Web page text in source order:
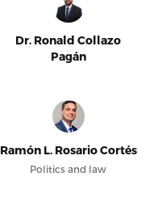
Dr. Ronald Collazo
Pagán
Ramón L. Rosario Cortés
Politics and law